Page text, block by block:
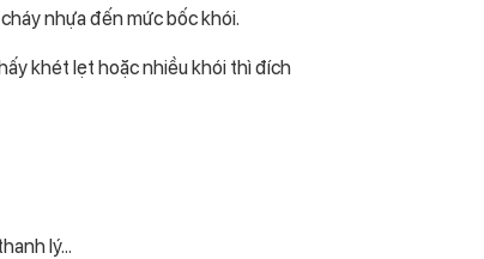
nhựa đến mức bốc khói.
khét lẹt hoặc nhiều khói thì đích
lý…